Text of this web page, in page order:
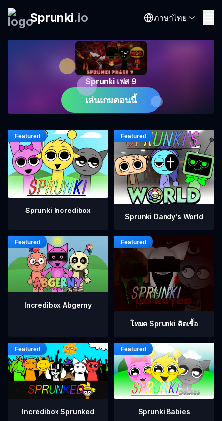
Sprunki.io ภาษาไทย
Sprunki เฟส 9
เล่นเกมตอนนี้
Sprunki Incredibox
Sprunki Dandy's World
Incredibox Abgerny
โหมด Sprunki ติดเชื้อ
Incredibox Sprunked Sprunki Babies